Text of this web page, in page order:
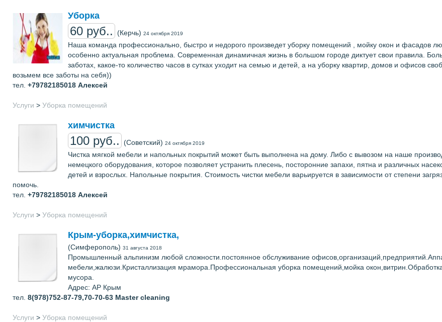
Уборка
60 руб.. (Керчь) 24 октября 2019
Наша команда профессионально, быстро и недорого произведет уборку помещений , мойку окон и фасадов
особенно актуальная проблема. Современная динамичная жизнь в большом городе диктует свои правила.
заботах, какое-то количество часов в сутках уходит на семью и детей, а на уборку квартир, домов и офисов
возьмем все заботы на себя))
тел. +79782185018 Алексей
Услуги > Уборка помещений
химчистка
100 руб.. (Советский) 24 октября 2019
Чистка мягкой мебели и напольных покрытий может быть выполнена на дому. Либо с вывозом на наше
немецкого оборудования, которое позволяет устранить плесень, посторонние запахи, пятна и различных
детей и взрослых. Напольные покрытия. Стоимость чистки мебели варьируется в зависимости от степени
помочь.
тел. +79782185018 Алексей
Услуги > Уборка помещений
Крым-уборка,химчистка,
(Симферополь) 31 августа 2018
Промышленный альпинизм любой сложности.постоянное обслуживание
мебели,жалюзи.Кристаллизация мрамора.Профессиональная уборка помещений,мойка
мусора.
Адрес: АР Крым
тел. 8(978)752-87-79,70-70-63 Master cleaning
Услуги > Уборка помещений